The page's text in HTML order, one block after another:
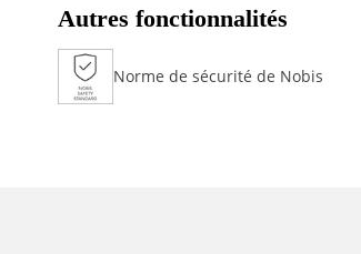
Autres fonctionnalités
Norme de sécurité de Nobis